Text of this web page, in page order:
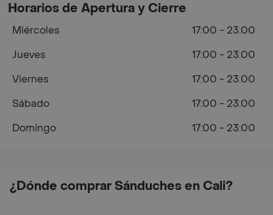
¿Dónde comprar Sánduches en Cali?
Horarios de Apertura y Cierre
Miércoles
17:00 - 23:00
Jueves
17:00 - 23:00
Viernes
17:00 - 23:00
Sábado
17:00 - 23:00
Domingo
17:00 - 23:00